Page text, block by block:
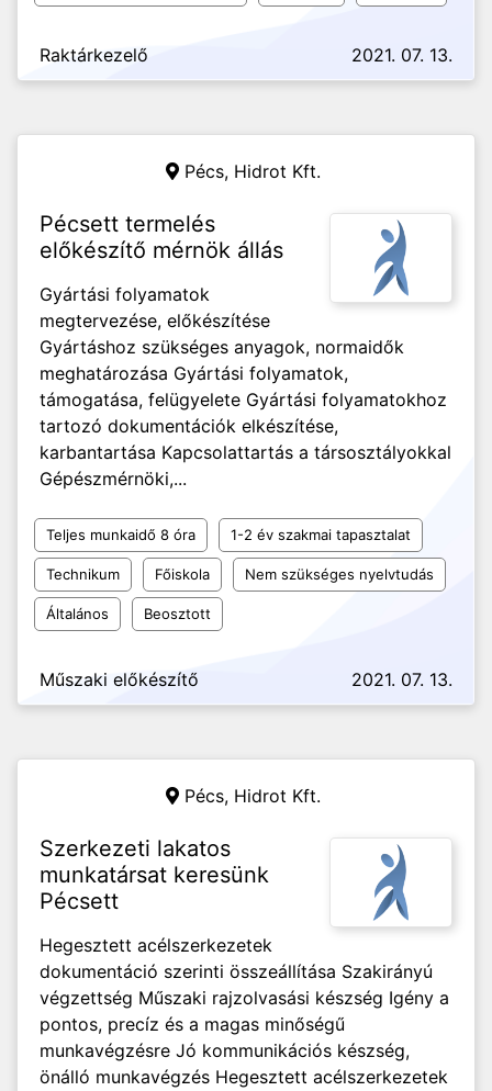
Raktárkezelő 2021. 07. 13.
Pécs, Hidrot Kft.
Pécsett termelés
előkészítő mérnök állás
Gyártási folyamatok
megtervezése, előkészítése
Gyártáshoz szükséges anyagok, normaidők
meghatározása Gyártási folyamatok,
támogatása, felügyelete Gyártási folyamatokhoz
tartozó dokumentációk elkészítése,
karbantartása Kapcsolattartás a társosztályokkal
Gépészmérnöki,...
Teljes munkaidő 8 óra 1-2 év szakmai tapasztalat
Technikum Főiskola Nem szükséges nyelvtudás
Általános Beosztott
Műszaki előkészítő 2021. 07. 13.
Pécs, Hidrot Kft.
Szerkezeti lakatos
munkatársat keresünk
Pécsett
Hegesztett acélszerkezetek
dokumentáció szerinti összeállítása Szakirányú
végzettség Műszaki rajzolvasási készség Igény a
pontos, precíz és a magas minőségű
munkavégzésre Jó kommunikációs készség,
önálló munkavégzés Hegesztett acélszerkezetek